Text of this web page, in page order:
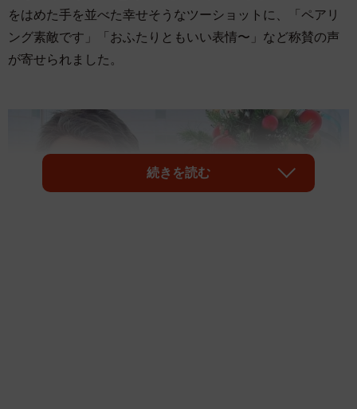
をはめた手を並べた幸せそうなツーショットに、「ペアリ
ング素敵です」「おふたりともいい表情〜」など称賛の声
が寄せられました。
続きを読む